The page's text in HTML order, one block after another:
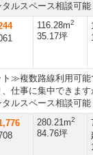
ルスペース相談可能
116.28m2
35.17坪
≫複数路線利用可能
仕事に集中できます
ルスペース相談可能
280.21m2
84.76坪